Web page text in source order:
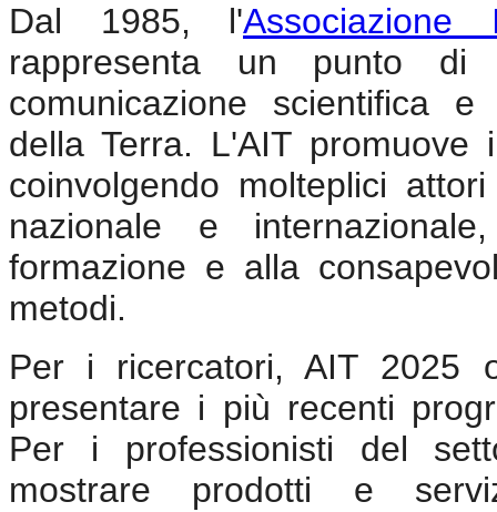
Dal 1985, l'
rappresenta un punto di
comunicazione scientifica
della Terra. L'AIT
coinvolgendo molteplici
nazionale e
formazione e alla
metodi.
Per i ricercatori, AIT 2025
presentare i più recenti
Per i professionisti del
mostrare prodotti e